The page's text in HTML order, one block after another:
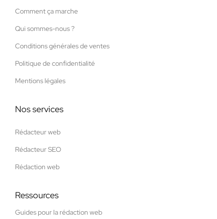
Comment ça marche
Qui sommes-nous ?
Conditions générales de ventes
Politique de confidentialité
Mentions légales
Nos services
Rédacteur web
Rédacteur SEO
Rédaction web
Ressources
Guides pour la rédaction web